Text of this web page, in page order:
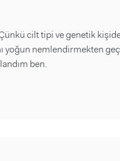
cilt tipi ve genetik
yoğun nemlendirmekten
ben.